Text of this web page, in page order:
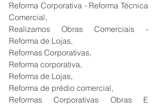
Reforma Corporativa - Reforma Técnica
Comercial,
Realizamos Obras Comerciais -
Reforma de Lojas,
Reformas Corporativas,
Reforma corporativa,
Reforma de Lojas,
Reforma de prédio comercial,
Reformas Corporativas Obras E